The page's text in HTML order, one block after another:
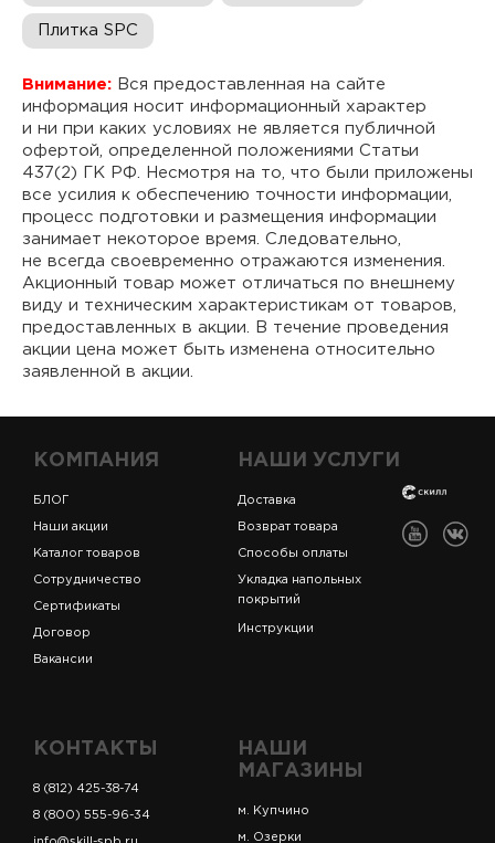
Плитка SPC
Внимание: Вся предоставленная на сайте
информация носит информационный характер
и ни при каких условиях не является публичной
офертой, определенной положениями Статьи
437(2) ГК РФ. Несмотря на то, что были приложены
все усилия к обеспечению точности информации,
процесс подготовки и размещения информации
занимает некоторое время. Следовательно,
не всегда своевременно отражаются изменения.
Акционный товар может отличаться по внешнему
виду и техническим характеристикам от товаров,
предоставленных в акции. В течение проведения
акции цена может быть изменена относительно
заявленной в акции.
КОМПАНИЯ
БЛОГ
Наши акции
Каталог товаров
Сотрудничество
Сертификаты
Договор
Вакансии
НАШИ УСЛУГИ
Доставка
Возврат товара
Способы оплаты
Укладка напольных
покрытий
Инструкции
КОНТАКТЫ
8 (812) 425-38-74
8 (800) 555-96-34
НАШИ
МАГАЗИНЫ
м. Купчино
м. Озерки